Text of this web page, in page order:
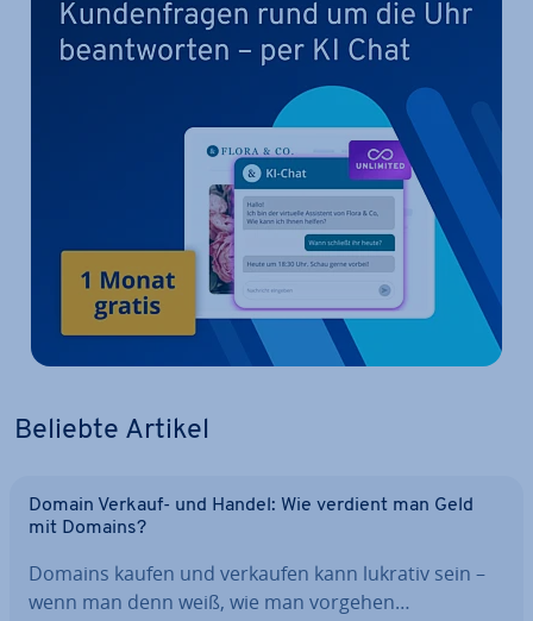
Beliebte Artikel
Domain Verkauf- und Handel: Wie verdient man Geld
mit Domains?
Domains kaufen und verkaufen kann lukrativ sein –
wenn man denn weiß, wie man vorgehen…